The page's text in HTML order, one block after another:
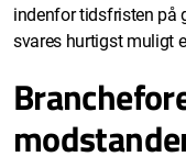
indenfor tidsfristen på
svares hurtigst muligt